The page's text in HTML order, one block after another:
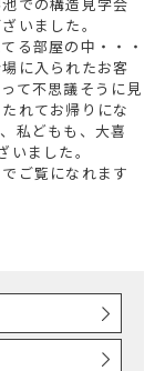
いました。
る部屋の中・・・
に入られたお客
て不思議そうに見
れてお帰りにな
私どもも、大喜
ました。
ご覧になれます